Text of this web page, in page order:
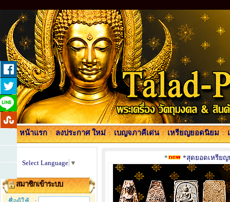
หน้าแรก : ลงประกาศ ใหม่ : เบญจภาคีเด่น : เหรียญยอดนิยม :
Select Language ▼
สมาชิกเข้าระบบ
* *สุดยอดเหรียญ